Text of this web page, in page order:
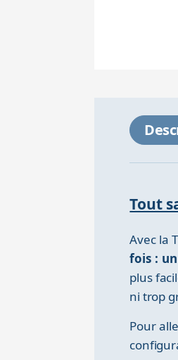
Tout
Avec la
fois :
plus
ni trop
Pour